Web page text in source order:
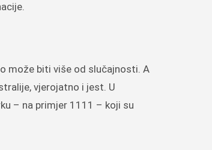
može biti više od slučajnosti. A
vjerojatno i jest. U
– na primjer 1111 – koji su